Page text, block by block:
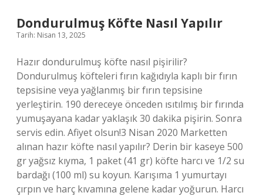
Dondurulmuş Köfte Nasıl Yapılır
Tarih: Nisan 13, 2025
Hazır dondurulmuş köfte nasıl pişirilir?
Dondurulmuş köfteleri fırın kağıdıyla kaplı bir fırın
tepsisine veya yağlanmış bir fırın tepsisine
yerleştirin. 190 dereceye önceden ısıtılmış bir fırında
yumuşayana kadar yaklaşık 30 dakika pişirin. Sonra
servis edin. Afiyet olsun!3 Nisan 2020 Marketten
alınan hazır köfte nasıl yapılır? Derin bir kaseye 500
gr yağsız kıyma, 1 paket (41 gr) köfte harcı ve 1/2 su
bardağı (100 ml) su koyun. Karışıma 1 yumurtayı
çırpın ve harç kıvamına gelene kadar yoğurun. Harcı